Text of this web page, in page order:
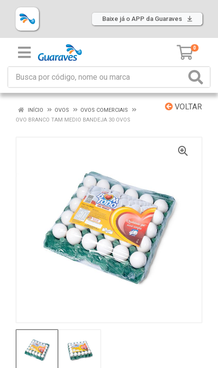
Baixe já o APP da Guaraves
0
VOLTAR
INÍCIO OVOS
OVOS COMERCIAIS
OVO BRANCO TAM MEDIO BANDEJA 30 OVOS